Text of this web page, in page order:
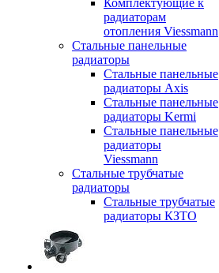
Комплектующие к
радиаторам
отопления Viessmann
Стальные панельные
радиаторы
Стальные панельные
радиаторы Axis
Стальные панельные
радиаторы Kermi
Стальные панельные
радиаторы
Viessmann
Стальные трубчатые
радиаторы
Стальные трубчатые
радиаторы КЗТО